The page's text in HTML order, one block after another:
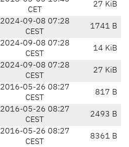
CET
27 KiB
2024-09-08 07:28
CEST
1741 B
2024-09-08 07:28
CEST
14 KiB
2024-09-08 07:28
CEST
27 KiB
2016-05-26 08:27
CEST
817 B
2016-05-26 08:27
CEST
2493 B
2016-05-26 08:27
CEST
8361 B